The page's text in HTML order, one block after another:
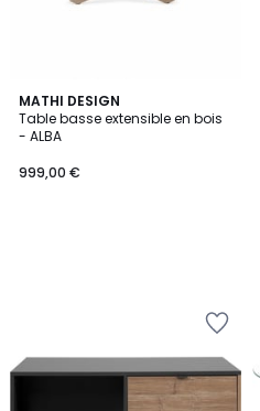
MATHI DESIGN
Table basse extensible en bois
- ALBA
999,00 €